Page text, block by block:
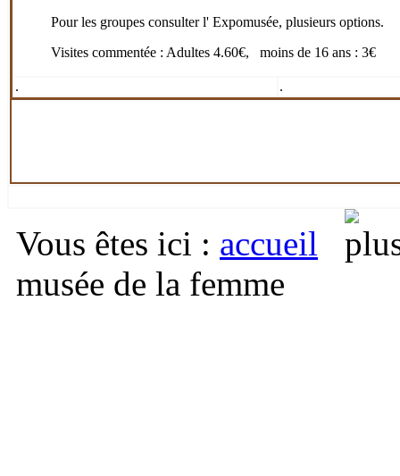
Pour les groupes consulter l' Expomusée, plusieurs options.
Visites commentée : Adultes 4.60€, moins de 16 ans : 3€
. .
Vous êtes ici : accueil
musée de la femme